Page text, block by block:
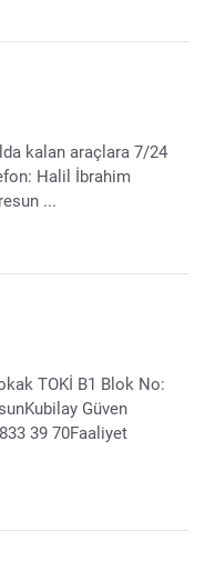
kalan araçlara 7/24
Halil İbrahim
...
TOKİ B1 Blok No:
Güven
39 70Faaliyet